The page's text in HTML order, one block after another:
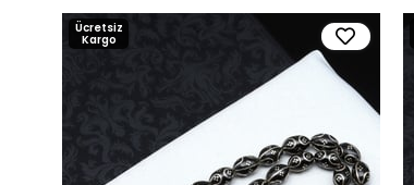
Ücretsiz
Kargo